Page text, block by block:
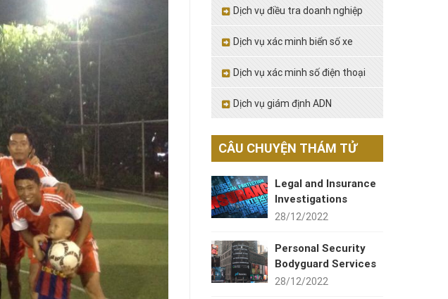
Dịch vụ điều tra doanh nghiệp
Dịch vụ xác minh biển số xe
Dịch vụ xác minh số điện thoại
Dịch vụ giám định ADN
CÂU CHUYỆN THÁM TỬ
Legal and Insurance
Investigations
28/12/2022
Personal Security
Bodyguard Services
28/12/2022